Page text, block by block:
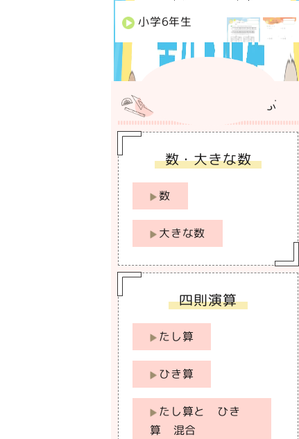
小学6年生
カテゴリーから選ぶ
数・大きな数
数
大きな数
四則演算
たし算
ひき算
たし算と ひき
算 混合